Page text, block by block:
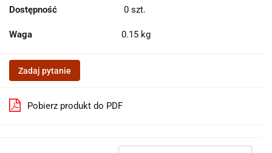
Dostępność 0 szt.
Waga 0.15 kg
Zadaj pytanie
Pobierz produkt do PDF